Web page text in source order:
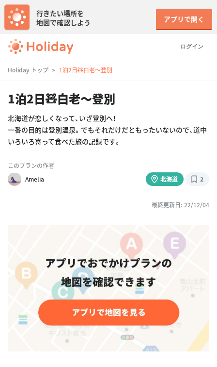
ログイン
行きたい場所を
地図で確認しよう
アプリで開く
Holiday トップ 1泊2日🧸白老〜登別
1泊2日🧸白老〜登別
北海道が恋しくなって、いざ登別へ！
一番の目的は登別温泉。でもそれだけだともったいないので、道中
いろいろ寄って食べた旅の記録です。
このプランの作者
Amelia
北海道 2
最終更新日: 22/12/04